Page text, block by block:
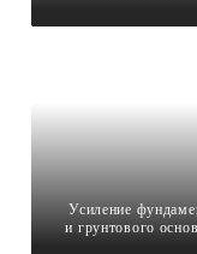
Усиление
и грунтового